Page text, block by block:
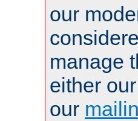
our
manage
either
our